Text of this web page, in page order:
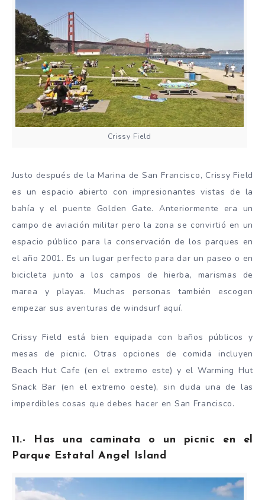
Crissy Field
Justo después de la Marina de San Francisco, Crissy Field
es un espacio abierto con impresionantes vistas de la
bahía y el puente Golden Gate. Anteriormente era un
campo de aviación militar pero la zona se convirtió en un
espacio público para la conservación de los parques en
el año 2001. Es un lugar perfecto para dar un paseo o en
bicicleta junto a los campos de hierba, marismas de
marea y playas. Muchas personas también escogen
empezar sus aventuras de windsurf aquí.
Crissy Field está bien equipada con baños públicos y
mesas de picnic. Otras opciones de comida incluyen
Beach Hut Cafe (en el extremo este) y el Warming Hut
Snack Bar (en el extremo oeste), sin duda una de las
imperdibles cosas que debes hacer en San Francisco.
11.- Has una caminata o un picnic en el
Parque Estatal Angel Island